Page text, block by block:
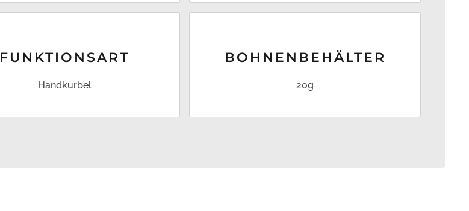
FUNKTIONS­ART
Handkurbel
BOHNEN­BEHÄLTER
20g